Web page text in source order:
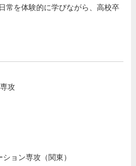
常を体験的に学びながら、高校卒
攻
ョン専攻（関東）